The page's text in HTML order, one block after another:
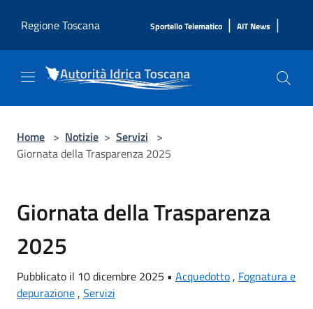
Regione Toscana
Sportello Telematico | AIT News |
Home > Notizie > Servizi >
Giornata della Trasparenza 2025
Giornata della Trasparenza
2025
Pubblicato il 10 dicembre 2025 • Acquedotto, Fognatura e
depurazione, Servizi